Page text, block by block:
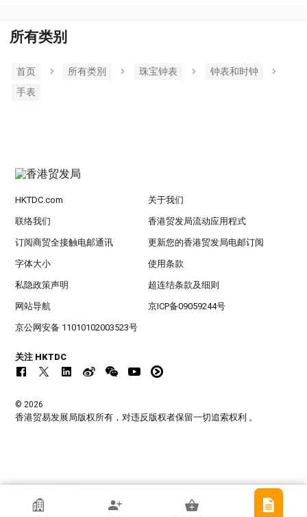
所有类别
首页 所有类別 珠宝钟表
钟表和时钟
手表
香港贸发局参展商
HKTDC.com 关于我们
联络我们 香港贸发局流动应用程式
订阅商贸全接触电邮通讯 更新您的香港贸发局电邮订阅
字体大小 使用条款
私隐政策声明 超连结条款及细则
网站导航 京ICP备09059244号
京公网安备 11010102003523号
关注 HKTDC
© 2026
香港贸易发展局版权所有，对违反版权者保留一切追索权利 。